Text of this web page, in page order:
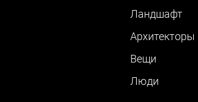
Ландшафт
Архитекторы
Вещи
Люди